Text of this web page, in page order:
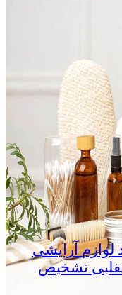
لوازم آرایشی
تشخیص